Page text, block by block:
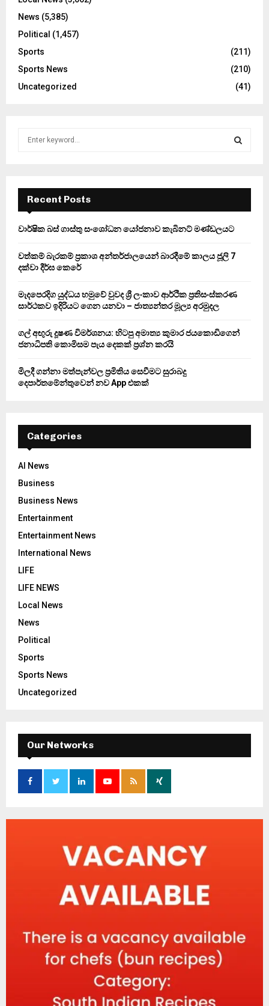
News (5,385)
Political (1,457)
Sports
(211)
Sports News
(210)
Uncategorized
(41)
f
r
E
A
Recent Posts
වාර්ෂික බස් ගාස්තු සංශෝධන යෝජනාව කැබිනට් මණ්ඩලයට
වත්කම් බැරකම් ප්‍රකාශ අන්තර්ජාලයෙන් බාරදීමේ කාලය ජූලි 7
දක්වා දීර්ඝ කෙරේ
මැදපෙරදිග යුද්ධය හමුවේ වුවද ශ්‍රී ලංකාව ආර්ථික ප්‍රතිසංස්කරණ
සාර්ථකව ඉදිරියට ගෙන යනවා – ජාත්‍යන්තර මූල්‍ය අරමුදල
ගල් අඟුරු දූෂණ විමර්ශනය: හිටපු අමාත්‍ය කුමාර ජයකොඩිගෙන්
ජනාධිපති කොමිසම පැය දෙකක් ප්‍රශ්න කරයි
මිලදී ගන්නා මත්පැන්වල ප්‍රමිතිය සෙවීමට සුරාබදු
දෙපාර්තමේන්තුවෙන් නව App එකක්
Categories
AI News
Business
Business News
Entertainment
Entertainment News
International News
LIFE
LIFE NEWS
Local News
News
Political
Sports
Sports News
Uncategorized
Our Networks